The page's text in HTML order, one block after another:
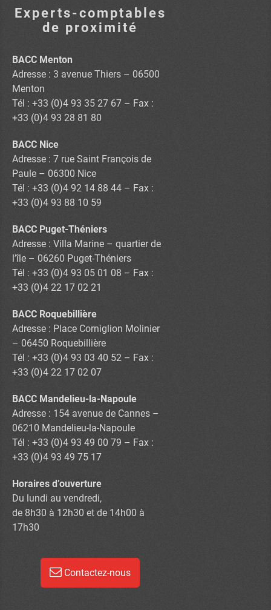
Experts-comptables
de proximité
BACC Menton
Adresse : 3 avenue Thiers – 06500
Menton
Tél : +33 (0)4 93 35 27 67 – Fax :
+33 (0)4 93 28 81 80
BACC Nice
Adresse : 7 rue Saint François de
Paule – 06300 Nice
Tél : +33 (0)4 92 14 88 44 – Fax :
+33 (0)4 93 88 10 59
BACC Puget-Théniers
Adresse : Villa Marine – quartier de
l’île – 06260 Puget-Théniers
Tél : +33 (0)4 93 05 01 08 – Fax :
+33 (0)4 22 17 02 21
BACC Roquebillière
Adresse : Place Corniglion Molinier
– 06450 Roquebillière
Tél : +33 (0)4 93 03 40 52 – Fax :
+33 (0)4 22 17 02 07
BACC Mandelieu-la-Napoule
Adresse : 154 avenue de Cannes –
06210 Mandelieu-la-Napoule
Tél : +33 (0)4 93 49 00 79 – Fax :
+33 (0)4 93 49 75 17
Horaires d’ouverture
Du lundi au vendredi,
de 8h30 à 12h30 et de 14h00 à
17h30
Contactez-nous